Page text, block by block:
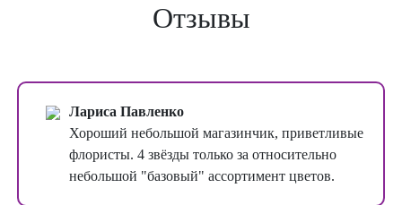
Отзывы
Лариса Павленко
Хороший небольшой магазинчик, приветливые
флористы. 4 звёзды только за относительно
небольшой "базовый" ассортимент цветов.